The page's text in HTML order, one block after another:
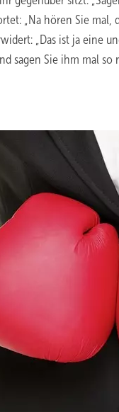
„Na hören Sie mal,
„Das ist ja eine
sagen Sie ihm mal